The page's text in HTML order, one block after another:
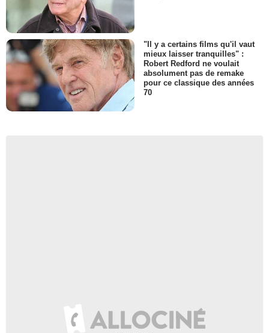
"Il y a certains films qu'il vaut
mieux laisser tranquilles" :
Robert Redford ne voulait
absolument pas de remake
pour ce classique des années
70